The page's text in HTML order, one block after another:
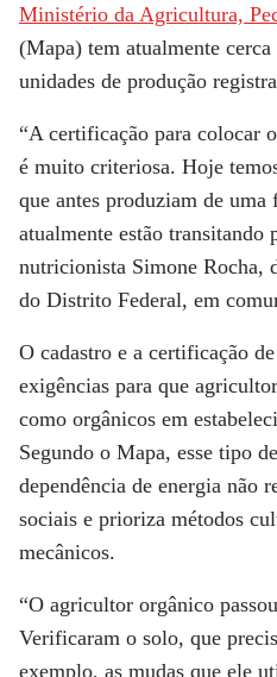
Ministério da Agricultura,
(Mapa) tem atualmente
unidades de produção
“A certificação para colocar
é muito criteriosa. Hoje
que antes produziam de
atualmente estão transitando
nutricionista Simone Rocha,
do Distrito Federal, em
O cadastro e a certificação
exigências para que
como orgânicos em
Segundo o Mapa, esse tipo
dependência de energia não
sociais e prioriza métodos
mecânicos.
“O agricultor orgânico
Verificaram o solo, que
exemplo, as mudas que ele